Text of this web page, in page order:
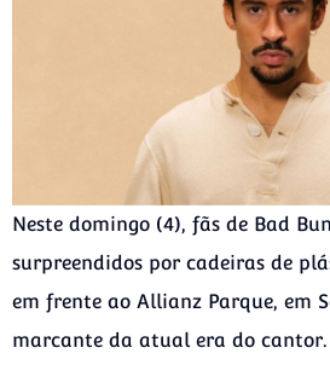
Neste domingo (4), fãs de Bad
surpreendidos por cadeiras de
em frente ao Allianz Parque, em
marcante da atual era do